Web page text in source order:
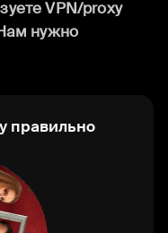
VPN/proxy
нужно
правильно